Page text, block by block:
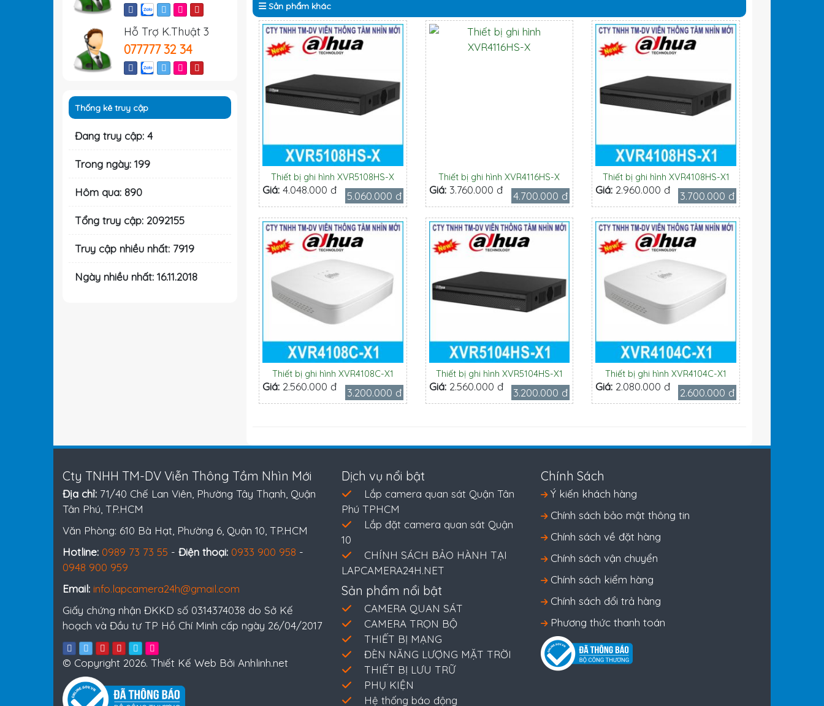
Sản phẩm khác
Thiết bị ghi hình XVR5108HS-X
Giá: 4.048.000 đ 5.060.000 đ
Thiết bị ghi hình XVR4116HS-X
Giá: 3.760.000 đ 4.700.000 đ
Thiết bị ghi hình XVR4108HS-X1
Giá: 2.960.000 đ 3.700.000 đ
Thiết bị ghi hình XVR4108C-X1
Giá: 2.560.000 đ 3.200.000 đ
Thiết bị ghi hình XVR5104HS-X1
Giá: 2.560.000 đ 3.200.000 đ
Thiết bị ghi hình XVR4104C-X1
Giá: 2.080.000 đ 2.600.000 đ
Hỗ Trợ K.Thuật 3
077777 32 34
Thống kê truy cập
Đang truy cập: 4
Trong ngày: 199
Hôm qua: 890
Tổng truy cập: 2092155
Truy cập nhiều nhất: 7919
Ngày nhiều nhất: 16.11.2018
Cty TNHH TM-DV Viễn Thông Tầm Nhìn Mới
Địa chỉ: 71/40 Chế Lan Viên, Phường Tây Thạnh, Quận
Tân Phú, TP.HCM
Văn Phòng: 610 Bà Hạt, Phường 6, Quận 10, TP.HCM
Hotline: 0989 73 73 55 - Điện thoại: 0933 900 958 -
0948 900 959
Email: info.lapcamera24h@gmail.com
Giấy chứng nhận ĐKKD số 0314374038 do Sở Kế
hoạch và Đầu tư TP Hồ Chí Minh cấp ngày 26/04/2017
© Copyright 2026. Thiết Kế Web Bởi Anhlinh.net
Dịch vụ nổi bật
Lắp camera quan sát Quận Tân
Phú TPHCM
Lắp đặt camera quan sát Quận
10
CHÍNH SÁCH BẢO HÀNH TẠI
LAPCAMERA24H.NET
Sản phẩm nổi bật
CAMERA QUAN SÁT
CAMERA TRỌN BỘ
THIẾT BỊ MẠNG
ĐÈN NĂNG LƯỢNG MẶT TRỜI
THIẾT BỊ LƯU TRỮ
PHỤ KIỆN
Hệ thống báo động
Chính Sách
Ý kiến khách hàng
Chính sách bảo mật thông tin
Chính sách về đặt hàng
Chính sách vận chuyển
Chính sách kiểm hàng
Chính sách đổi trả hàng
Phương thức thanh toán